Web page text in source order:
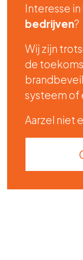
Interesse in
bedrijven?
Wij zijn
de
systeem of
Aarzel niet